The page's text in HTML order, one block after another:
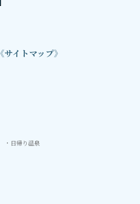
《サイトマップ》
日帰り温泉